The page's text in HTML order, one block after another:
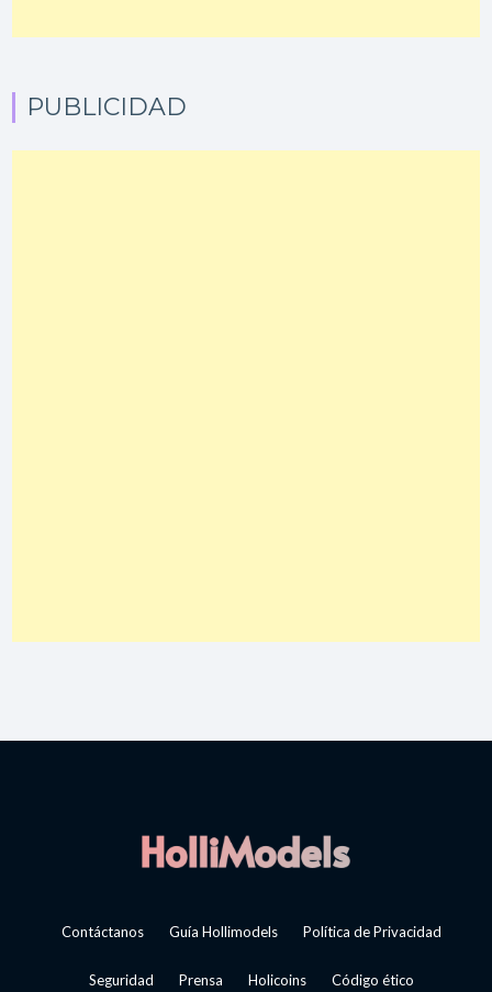
PUBLICIDAD
Contáctanos Guía Hollimodels Política de Privacidad
Seguridad Prensa Holicoins Código ético